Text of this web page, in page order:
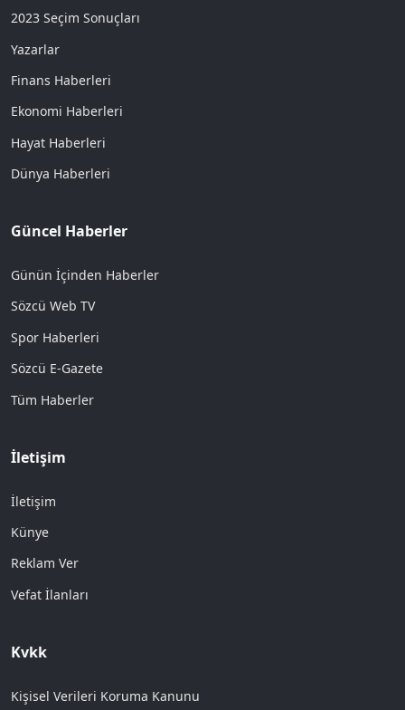
2023 Seçim Sonuçları
Yazarlar
Finans Haberleri
Ekonomi Haberleri
Hayat Haberleri
Dünya Haberleri
Güncel Haberler
Günün İçinden Haberler
Sözcü Web TV
Spor Haberleri
Sözcü E-Gazete
Tüm Haberler
İletişim
İletişim
Künye
Reklam Ver
Vefat İlanları
Kvkk
Kişisel Verileri Koruma Kanunu